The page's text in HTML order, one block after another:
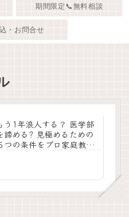
期間限定📞無料相談
・お問合せ
う1年浪人する？ 医学部
諦める? 見極めるための
つの条件をプロ家庭教師×